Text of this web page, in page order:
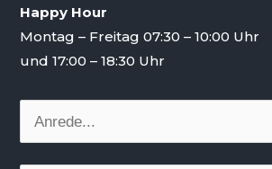
Happy Hour
Montag – Freitag 07:30 – 10:00 Uhr
und 17:00 – 18:30 Uhr